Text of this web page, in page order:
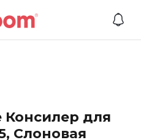
Консилер для
Слоновая